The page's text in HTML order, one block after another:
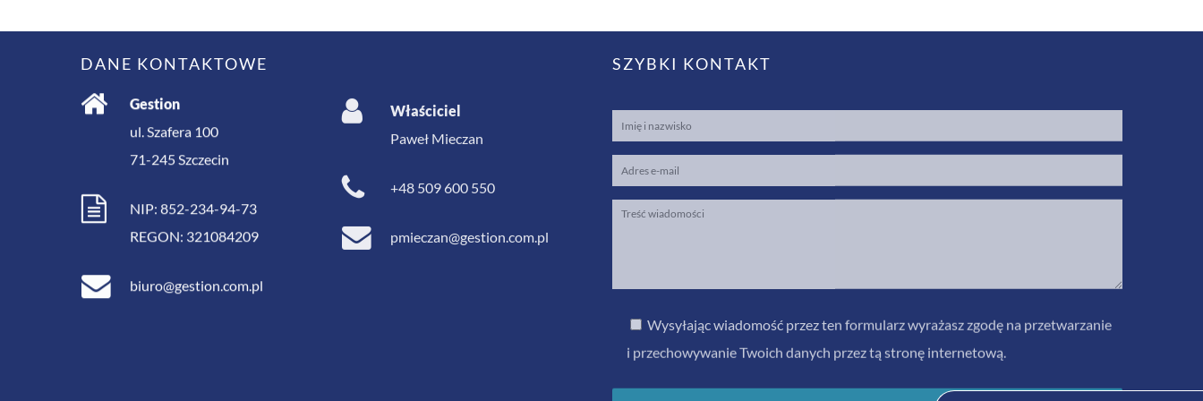
DANE KONTAKTOWE
Gestion
ul. Szafera 100
71-245 Szczecin
NIP: 852-234-94-73
REGON: 321084209
biuro@gestion.com.pl
Właściciel
Paweł Mieczan
+48 509 600 550
pmieczan@gestion.com.pl
SZYBKI KONTAKT
i przechowywanie Twoich danych przez tą stronę internetową.